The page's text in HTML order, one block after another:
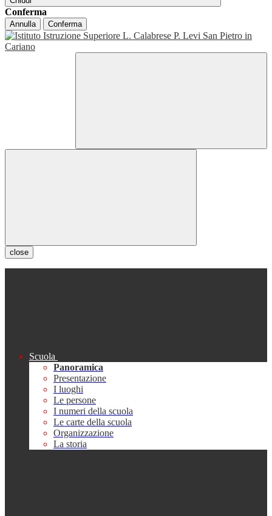
Conferma
Annulla Conferma
close
Scuola
Panoramica
Presentazione
I luoghi
Le persone
I numeri della scuola
Le carte della scuola
Organizzazione
La storia